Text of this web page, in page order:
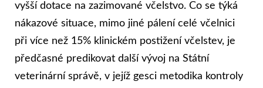
vyšší dotace na zazimované včelstvo. Co se týká
nákazové situace, mimo jiné pálení celé včelnici
při více než 15% klinickém postižení včelstev, je
předčasné predikovat další vývoj na Státní
veterinární správě, v jejíž gesci metodika kontroly